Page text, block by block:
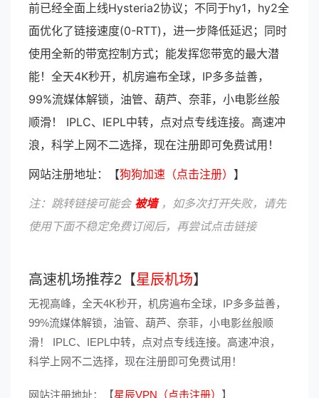
前已经全面上线Hysteria2协议；不同于hy1，hy2全
面优化了链接速度(0-RTT)，进一步降低延迟；同时
使用全新的带宽控制方式；能发挥您带宽的最大潜
能！全天4K秒开，机房遍布全球，IP多多益善，
99%流媒体解锁，油管、葫芦、奈菲，小电影丝般
顺滑！ IPLC、IEPL中转，点对点专线连接。高速冲
浪，科学上网不二选择，现在注册即可免费试用！
网站注册地址：【狗狗加速（点击注册） 】
注：跳转链接可能会 被墙，如多次打开失败，请先
使用下面不稳定免费订阅后，再尝试点击链接
高速机场推荐2【星辰机场】
无视高峰，全天4K秒开，机房遍布全球，IP多多益善，
99%流媒体解锁，油管、葫芦、奈菲，小电影丝般顺
滑！ IPLC、IEPL中转，点对点专线连接。高速冲浪，
科学上网不二选择，现在注册即可免费试用！
网站注册地址：【星辰VPN（点击注册） 】